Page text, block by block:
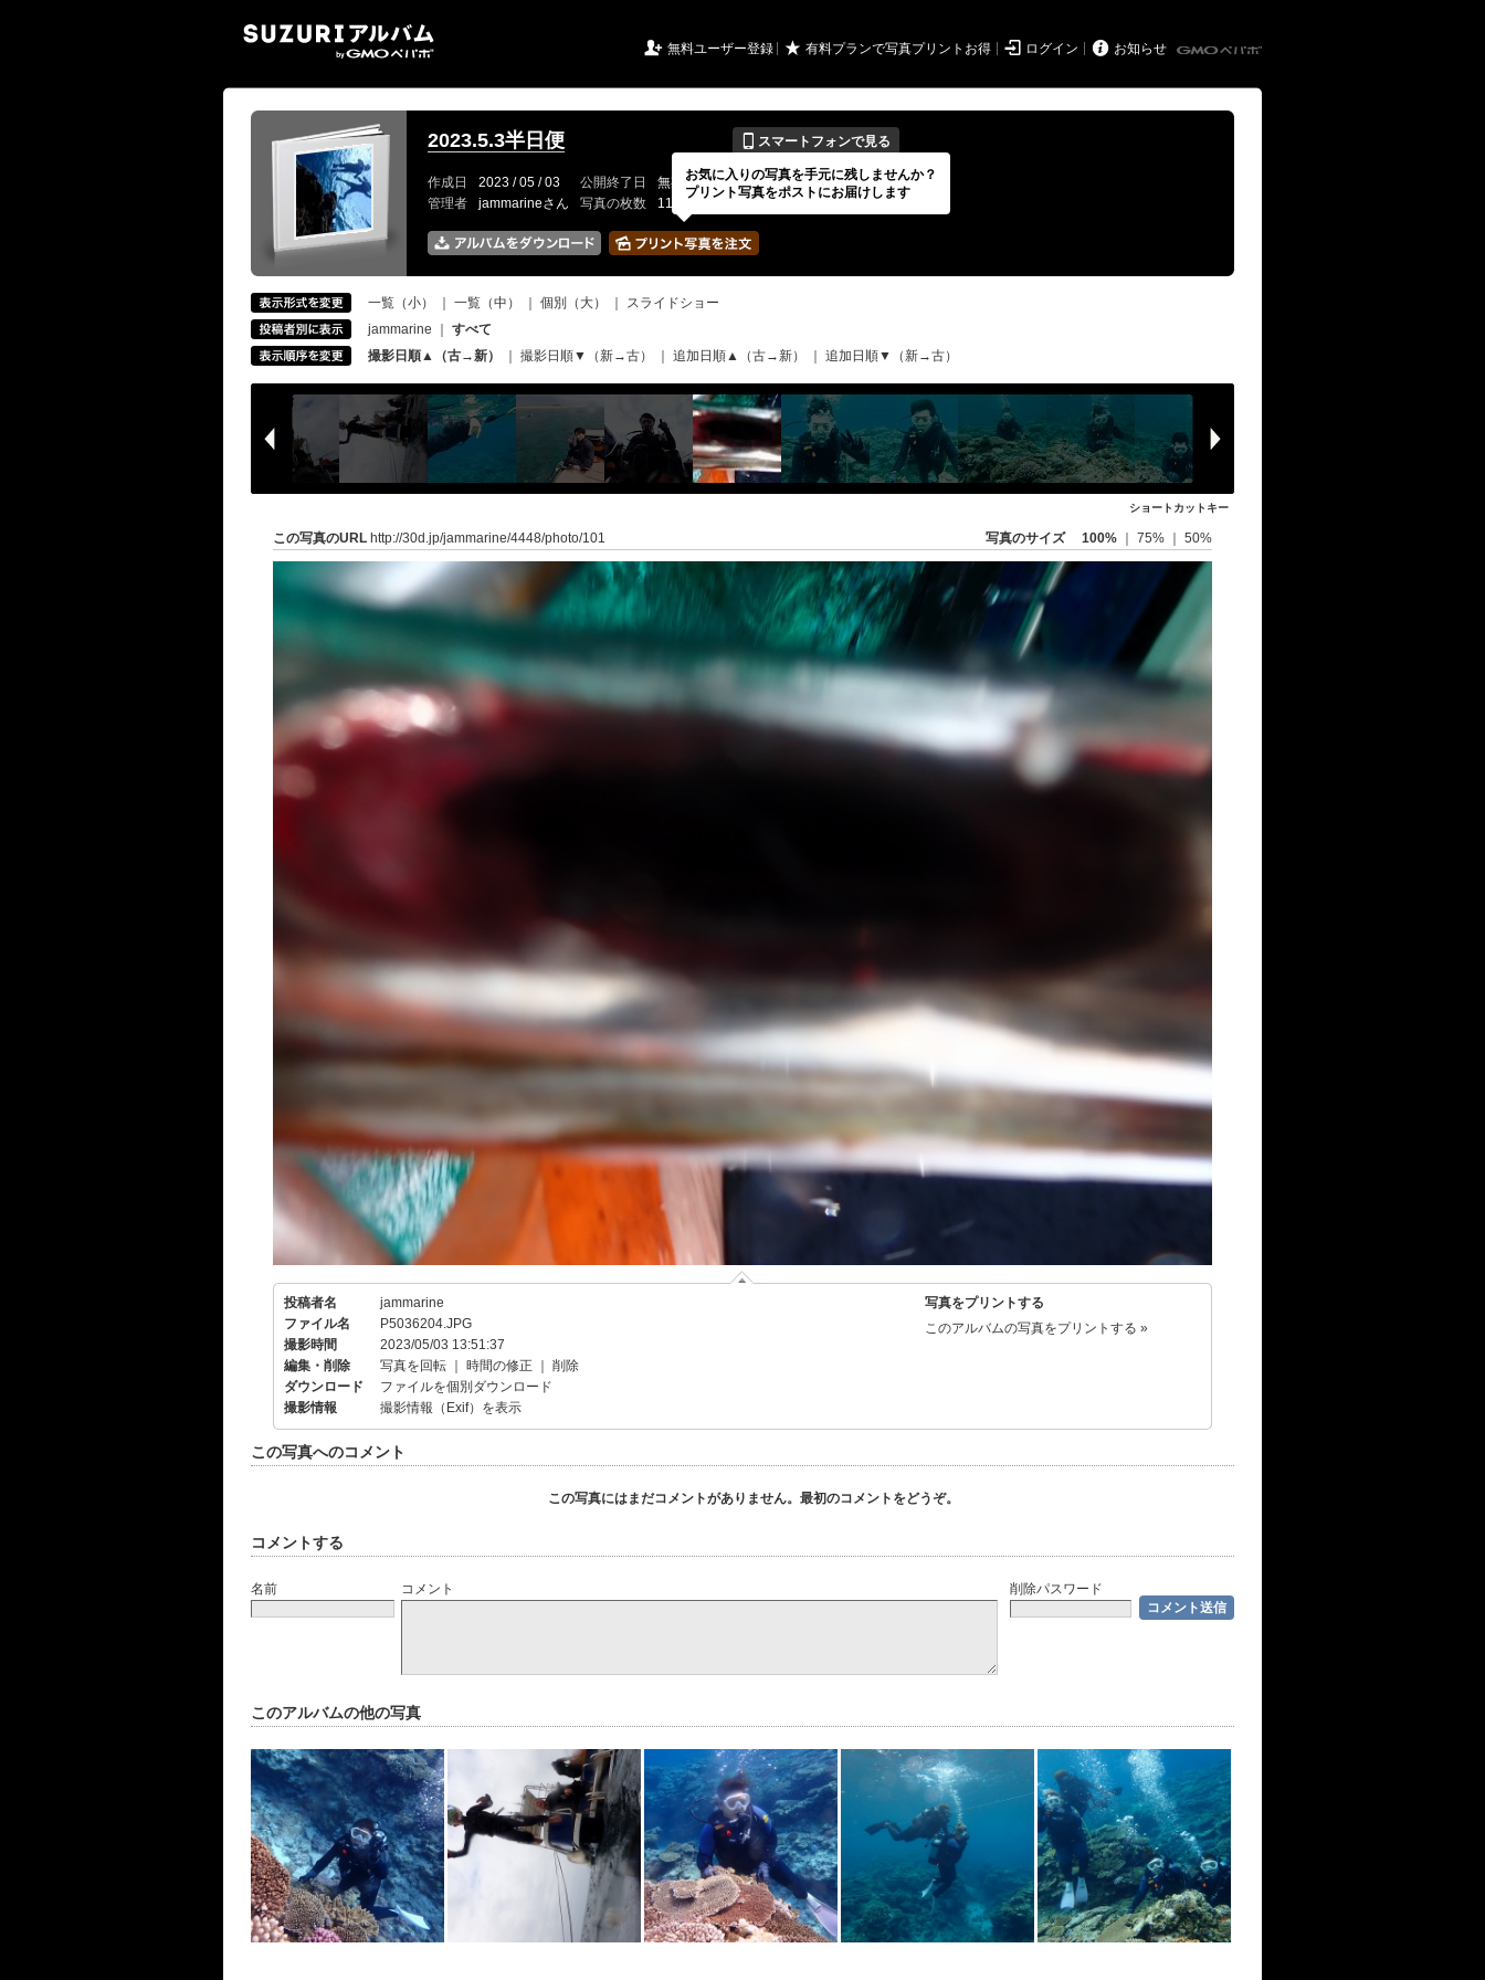
 無料ユーザー登録 ★ 有料プランで写真プリントお得  ログイン  お知らせ
2023.5.3半日便 📱 スマートフォンで見る
作成日 2023 / 05 / 03 公開終了日 無期限 イベントの期間
---
管理者
jammarineさん 写真の枚数 116 / 2000枚
一覧（小） 一覧（中） 個別（大）
スライドショー
jammarine
すべて
撮影日順▲（古→新）
撮影日順▼（新→古） 追加日順▲（古→新） 追加日順▼（新→古）
ショートカットキー
この写真のURL http://30d.jp/jammarine/4448/photo/101 写真のサイズ 100% 75% 50%
投稿者名
jammarine
ファイル名
P5036204.JPG
撮影時間
2023/05/03 13:51:37
編集・削除
写真を回転 時間の修正
削除
ダウンロード
ファイルを個別ダウンロード
撮影情報
撮影情報（Exif）を表示
写真をプリントする
このアルバムの写真をプリントする »
この写真へのコメント
この写真にはまだコメントがありません。最初のコメントをどうぞ。
コメントする
名前 コメント 削除パスワード
このアルバムの他の写真
お気に入りの写真を手元に残しませんか？
プリント写真をポストにお届けします